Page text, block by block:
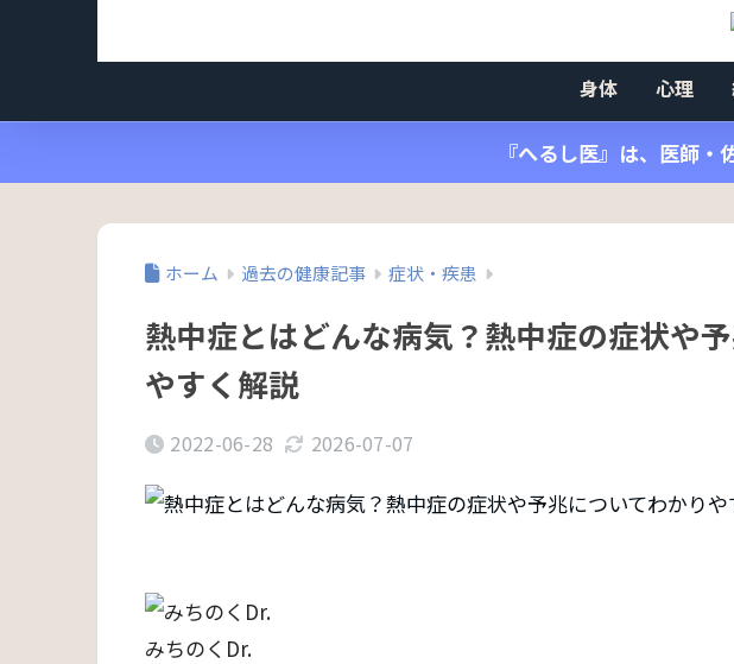
身体 心理
『へるし医』は、医師・
ホーム 過去の健康記事 症状・疾患
熱中症とはどんな病気？熱中症の症状や
やすく解説
2022-06-28 2026-07-07
みちのくDr.